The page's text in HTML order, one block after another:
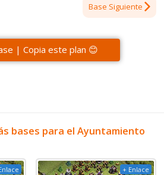
Base Siguiente
| Copia este plan 😊
bases para el Ayuntamiento
+ Enlace